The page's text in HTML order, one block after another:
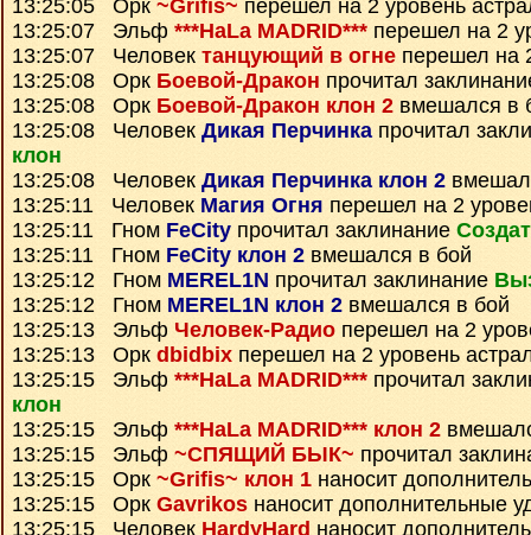
13:25:05 Орк ~Grifis~ перешел на 2 уровень
13:25:07 Эльф ***HaLa MADRID*** перешел на 2
13:25:07 Человек танцующий в огне перешел на
13:25:08 Орк Боевой-Дракон прочитал
13:25:08 Орк Боевой-Дракон клон 2 вмешался в
13:25:08 Человек Дикая Перчинкапрочитал
клон
13:25:08 Человек Дикая Перчинка клон 2
13:25:11 Человек Магия Огня перешел на 2
13:25:11 Гном FeCity прочитал заклинание
13:25:11 Гном FeCity клон 2 вмешался в бой
13:25:12 Гном MEREL1N прочитал заклинание
13:25:12 Гном MEREL1N клон 2 вмешался в бой
13:25:13 Эльф Человек-Радио перешел на 2
13:25:13 Орк dbidbix перешел на 2 уровень
13:25:15 Эльф ***HaLa MADRID*** прочитал
клон
13:25:15 Эльф ***HaLa MADRID*** клон 2
13:25:15 Эльф ~СПЯЩИЙ БЫК~ прочитал
13:25:15 Орк ~Grifis~ клон 1 наносит
13:25:15 Орк Gavrikos наносит дополнительные
13:25:15 Человек HardyHard наносит